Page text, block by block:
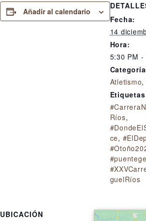
Añadir al calendario
Fecha:
14
Hora:
5:30 PM -
Atletismo,
Ríos,
ce,
guelRíos
UBICACIÓN